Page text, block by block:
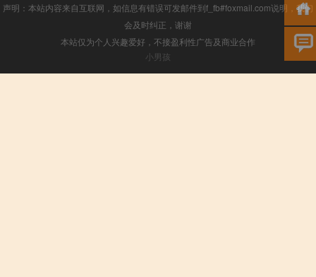
声明：本站内容来自互联网，如信息有错误可发邮件到f_fb#foxmail.com说明，我们
会及时纠正，谢谢
本站仅为个人兴趣爱好，不接盈利性广告及商业合作
小男孩